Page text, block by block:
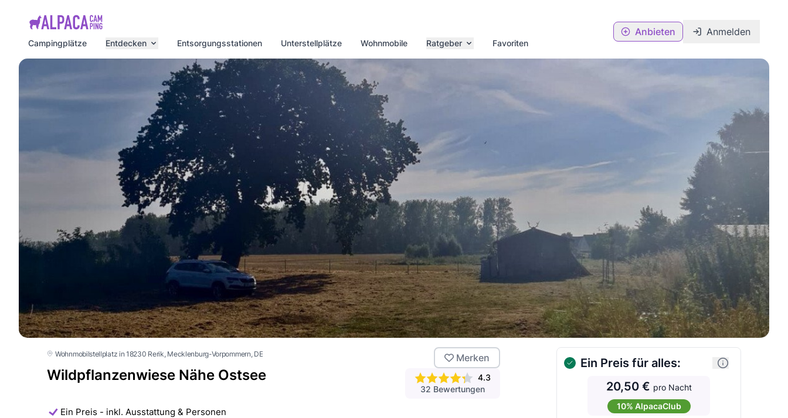
Campingplätze
Entdecken Entsorgungsstationen Unterstellplätze Wohnmobile Ratgeber Favoriten
Anbieten Anmelden
Wohnmobilstellplatz in 18230 Rerik , Mecklenburg-Vorpommern , DE
Wildpflanzenwiese Nähe Ostsee
4.3
32 Bewertungen
Merken
Ein Preis - inkl. Ausstattung & Personen
Ein Preis für alles:
20,50 € pro Nacht
10% AlpacaClub